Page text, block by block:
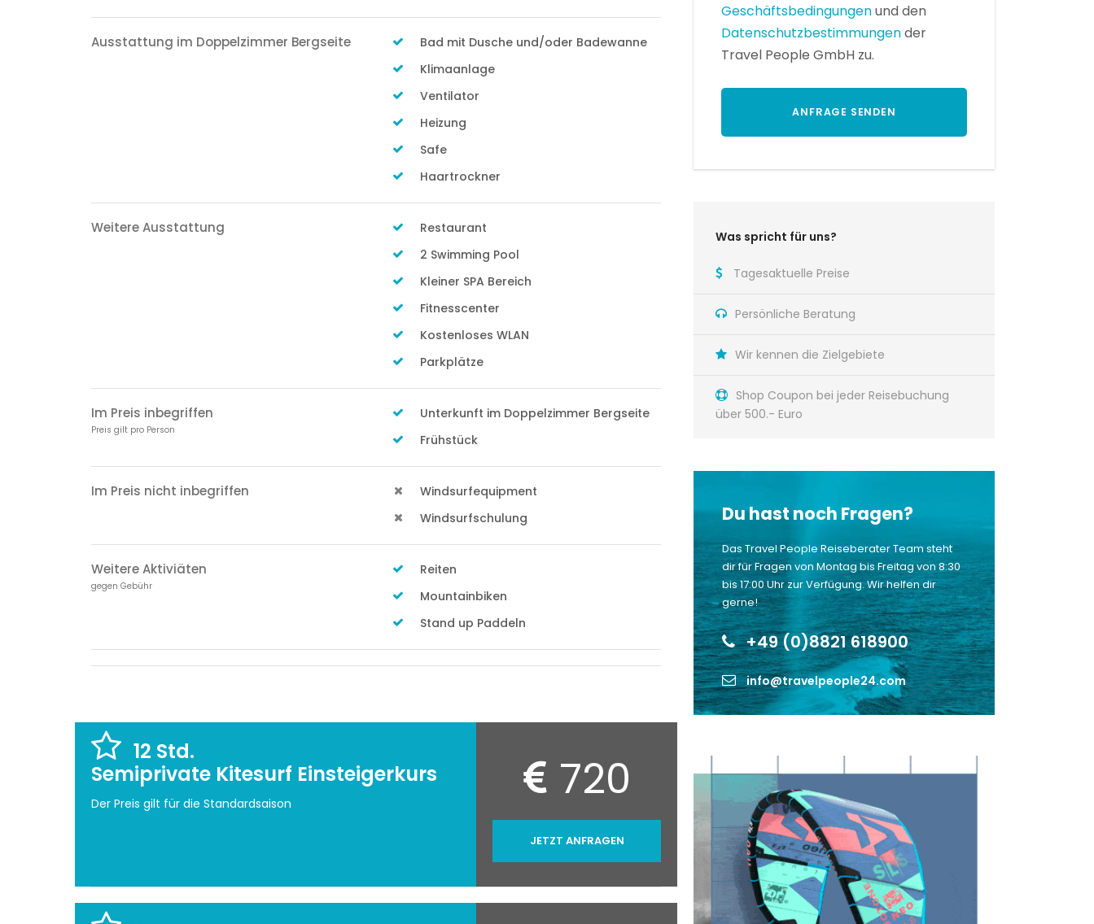
Geschäftsbedingungenund den
Datenschutzbestimmungender
Travel People GmbH zu.
Was spricht für uns?
Tagesaktuelle Preise
Persönliche Beratung
Wir kennen die Zielgebiete
Shop Coupon bei jeder Reisebuchung
über 500.- Euro
Du hast noch Fragen?
Das Travel People Reiseberater Team steht
dir für Fragen von Montag bis Freitag von 8:30
bis 17:00 Uhr zur Verfügung. Wir helfen dir
gerne!
+49 (0)8821 618900
info@travelpeople24.com
Ausstattung im Doppelzimmer Bergseite
Bad mit Dusche und/oder Badewanne
Klimaanlage
Ventilator
Heizung
Safe
Haartrockner
Weitere Ausstattung
Restaurant
2 Swimming Pool
Kleiner SPA Bereich
Fitnesscenter
Kostenloses WLAN
Parkplätze
Im Preis inbegriffen
Preis gilt pro Person
Unterkunft im Doppelzimmer Bergseite
Frühstück
Im Preis nicht inbegriffen
Windsurfequipment
Windsurfschulung
Weitere Aktiviäten
gegen Gebühr
Reiten
Mountainbiken
Stand up Paddeln
12 Std.
Semiprivate Kitesurf Einsteigerkurs
Der Preis gilt für die Standardsaison 720
JETZT ANFRAGEN